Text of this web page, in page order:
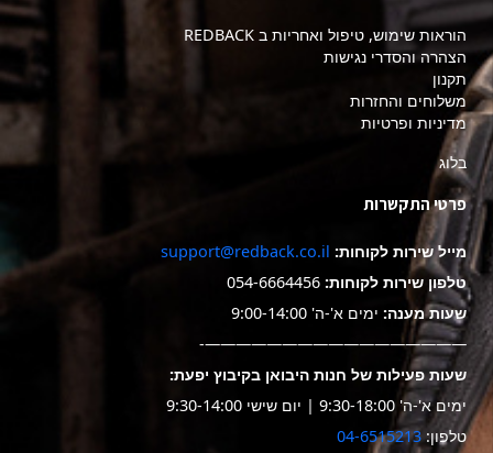
הוראות שימוש, טיפול ואחריות ב REDBACK
הצהרה והסדרי נגישות
תקנון
משלוחים והחזרות
מדיניות ופרטיות
בלוג
פרטי התקשרות
מייל שירות לקוחות: support@redback.co.il
טלפון שירות לקוחות: 054-6664456
שעות מענה: ימים א'-ה' 9:00-14:00
—————————————————-
שעות פעילות של חנות היבואן בקיבוץ יפעת:
ימים א'-ה' 9:30-18:00 | יום שישי 9:30-14:00
טלפון: 04-6515213